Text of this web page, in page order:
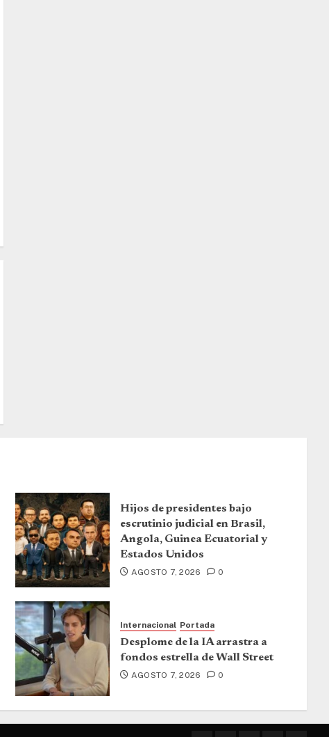
Hijos de presidentes bajo
escrutinio judicial en Brasil,
Angola, Guinea Ecuatorial y
Estados Unidos
AGOSTO 7, 2026 0
Internacional Portada
Desplome de la IA arrastra a
fondos estrella de Wall Street
AGOSTO 7, 2026 0